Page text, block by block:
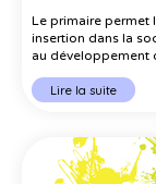
Le primaire permet
insertion dans la
au développement
Lire la suite